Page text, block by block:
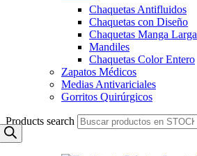
Chaquetas Antifluidos
Chaquetas con Diseño
Chaquetas Manga Larga
Mandiles
Chaquetas Color Entero
Zapatos Médicos
Medias Antivariciales
Gorritos Quirúrgicos
Products search